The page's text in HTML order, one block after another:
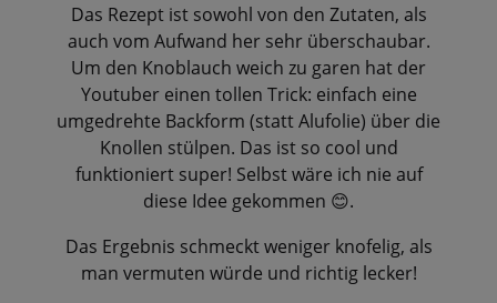
Das Rezept ist sowohl von den Zutaten, als
auch vom Aufwand her sehr überschaubar.
Um den Knoblauch weich zu garen hat der
Youtuber einen tollen Trick: einfach eine
umgedrehte Backform (statt Alufolie) über die
Knollen stülpen. Das ist so cool und
funktioniert super! Selbst wäre ich nie auf
diese Idee gekommen 😊.
Das Ergebnis schmeckt weniger knofelig, als
man vermuten würde und richtig lecker!